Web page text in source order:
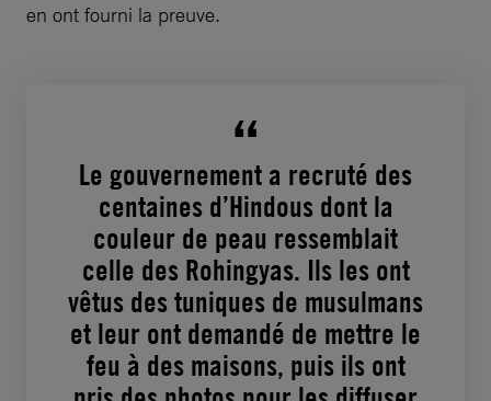
en ont fourni la preuve.
Le gouvernement a recruté des
centaines ­d’Hindous dont la
couleur de peau ressemblait
celle des Rohingyas. Ils les ont
vêtus des tuniques de musulmans
et leur ont demandé de mettre le
feu à des maisons, puis ils ont